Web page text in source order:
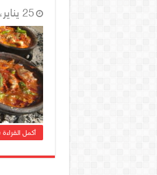
25 يناير، 2020
أكمل القراءة